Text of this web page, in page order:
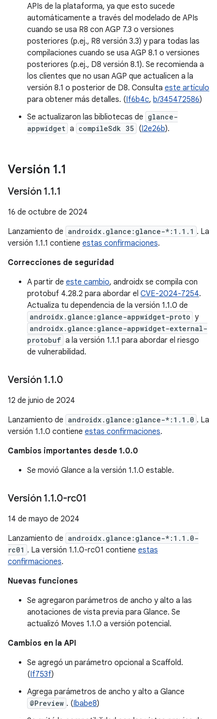
APIs de la plataforma, ya que esto sucede
automáticamente a través del modelado de APIs
cuando se usa R8 con AGP 7.3 o versiones
posteriores (p.ej., R8 versión 3.3) y para todas las
compilaciones cuando se usa AGP 8.1 o versiones
posteriores (p.ej., D8 versión 8.1). Se recomienda a
los clientes que no usan AGP que actualicen a la
versión 8.1 o posterior de D8. Consulta este artículo
para obtener más detalles. (If6b4c, b/345472586)
Se actualizaron las bibliotecas de glance-
appwidget a compileSdk 35 (I2e26b).
Versión 1.1
Versión 1.1.1
16 de octubre de 2024
Lanzamiento de androidx.glance:glance-*:1.1.1 . La
versión 1.1.1 contiene estas confirmaciones.
Correcciones de seguridad
A partir de este cambio, androidx se compila con
protobuf 4.28.2 para abordar el CVE-2024-7254.
Actualiza tu dependencia de la versión 1.1.0 de
androidx.glance:glance-appwidget-proto y
androidx.glance:glance-appwidget-external-
protobuf a la versión 1.1.1 para abordar el riesgo
de vulnerabilidad.
Versión 1.1.0
12 de junio de 2024
Lanzamiento de androidx.glance:glance-*:1.1.0 . La
versión 1.1.0 contiene estas confirmaciones.
Cambios importantes desde 1.0.0
Se movió Glance a la versión 1.1.0 estable.
Versión 1.1.0-rc01
14 de mayo de 2024
Lanzamiento de androidx.glance:glance-*:1.1.0-
rc01 . La versión 1.1.0-rc01 contiene estas
confirmaciones.
Nuevas funciones
Se agregaron parámetros de ancho y alto a las
anotaciones de vista previa para Glance. Se
actualizó Moves 1.1.0 a versión potencial.
Cambios en la API
Se agregó un parámetro opcional a Scaffold.
(If753f)
Agrega parámetros de ancho y alto a Glance
@Preview . (Ibabe8)